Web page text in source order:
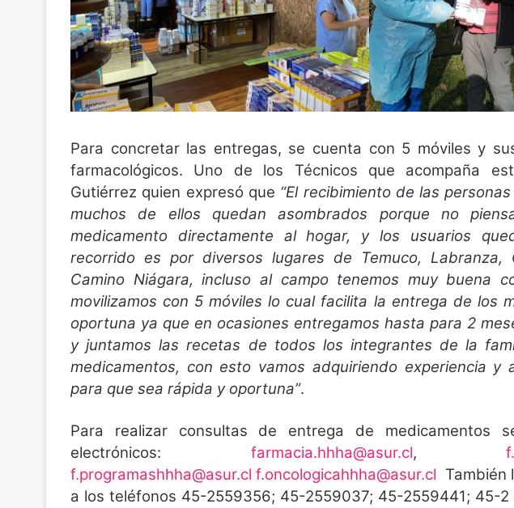
Para concretar las entregas, se cuenta con 5 móviles y
farmacológicos. Uno de los Técnicos que acompaña
Gutiérrez quien expresó que “El recibimiento de las
muchos de ellos quedan asombrados porque no
medicamento directamente al hogar, y los usuarios
recorrido es por diversos lugares de Temuco, Labranza,
Camino Niágara, incluso al campo tenemos muy buena
movilizamos con 5 móviles lo cual facilita la entrega de los
oportuna ya que en ocasiones entregamos hasta para 2
y juntamos las recetas de todos los integrantes de la
medicamentos, con esto vamos adquiriendo experiencia y
para que sea rápida y oportuna”.
Para realizar consultas de entrega de medicamentos
electrónicos: farmacia.hhha@asur.cl,
f.programashhha@asur.cl f.oncologicahhha@asur.cl También
a los teléfonos 45-2559356; 45-2559037; 45-2559441; 45-